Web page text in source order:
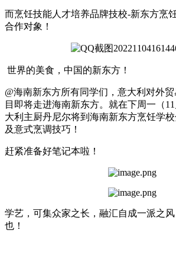
而烹饪技能人才培养品牌技校-新东方烹
合作对象！
世界的美食，中国的新东方！
@海南新东方所有同学们，意大利对外
目即将走进海南新东方。就在下周一（
大利主厨丹尼尔将到海南新东方烹饪学
及意式烹调技巧！
赶紧准备好笔记本啦！
学艺，可集众家之长，融汇自成一派之
也！